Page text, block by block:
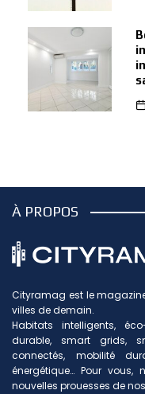
À PROPOS
Cityramag est le
villes de demain.
Habitats intelligents,
durable, smart grids,
connectés, mobilité
énergétique… Pour
nouvelles prouesses de